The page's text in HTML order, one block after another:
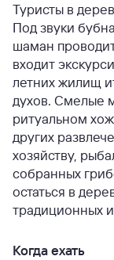
Туристы в
Под звуки
шаман
входит
летних жилищ
духов. Смелые
ритуальном
других
хозяйству,
собранных
остаться в
традиционных
Когда ехать